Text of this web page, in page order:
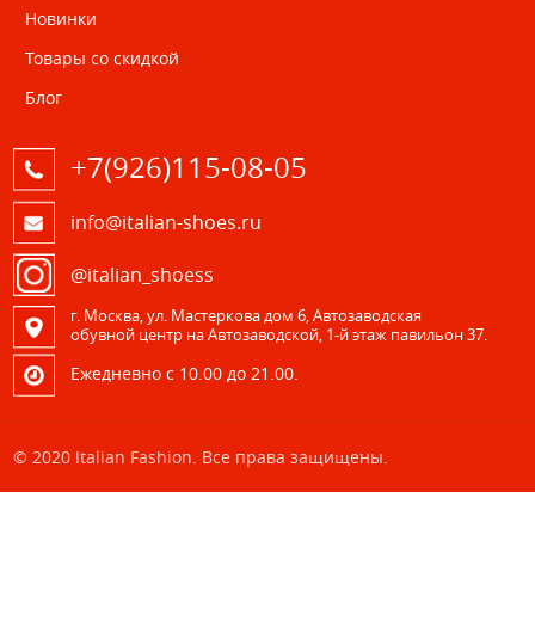
Новинки
Товары со скидкой
Блог
+7(926)115-08-05
info@italian-shoes.ru
@italian_shoess
г. Москва, ул. Мастеркова дом 6, Автозаводская
обувной центр на Автозаводской, 1-й этаж павильон 37.
Eжедневно с 10.00 до 21.00.
© 2020 Italian Fashion. Все права защищены.